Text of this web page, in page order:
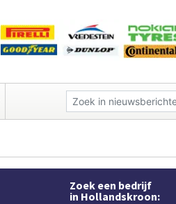
Zoek een bedrijf
in Hollandskroon: